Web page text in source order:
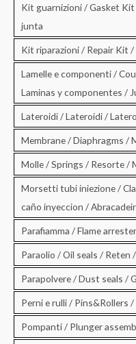
Kit guarnizioni / Gasket
junta
Kit riparazioni / Repair Kit
Lamelle e componenti /
Laminas y componentes /
Lateroidi / Lateroidi /
Membrane / Diaphragms /
Molle / Springs / Resorte /
Morsetti tubi iniezione /
caño inyeccion /
Parafiamma / Flame
Paraolio / Oil seals / Reten
Parapolvere / Dust seals /
Perni e rulli / Pins&Rollers
Pompanti / Plunger